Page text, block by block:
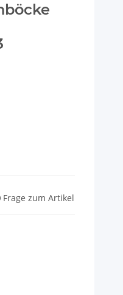
Frage zum Artikel